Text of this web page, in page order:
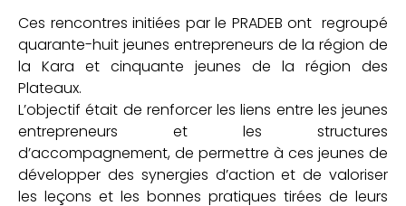
Ces rencontres initiées par le PRADEB ont regroupé
quarante-huit jeunes entrepreneurs de la région de
la Kara et cinquante jeunes de la région des
Plateaux.
L’objectif était de renforcer les liens entre les jeunes
entrepreneurs et les structures
d’accompagnement, de permettre à ces jeunes de
développer des synergies d’action et de valoriser
les leçons et les bonnes pratiques tirées de leurs